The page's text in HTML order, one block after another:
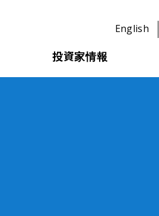
English
投資家情報